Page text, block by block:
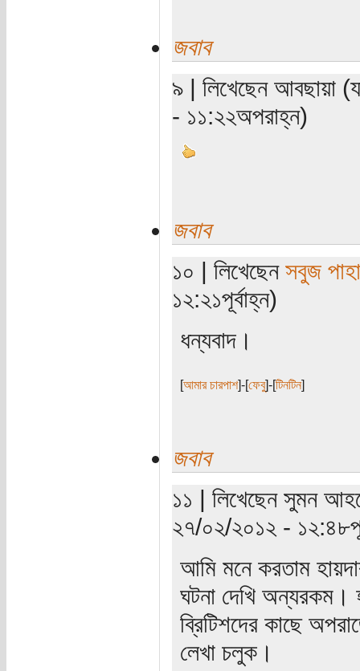
জবাব
৯ | লিখেছেন আবছায়া
- ১১:২২অপরাহ্ন)
জবাব
১০ | লিখেছেন সবুজ
১২:২১পূর্বাহ্ন)
ধন্যবাদ।
আমার চারপাশ]-[ ফেবু]-[ টিনটিন]
জবাব
১১ | লিখেছেন সুমন
২৭/০২/২০১২ -
আমি মনে করতাম
ঘটনা দেখি অন্যরকম।
ব্রিটিশদের কাছে
লেখা চলুক।